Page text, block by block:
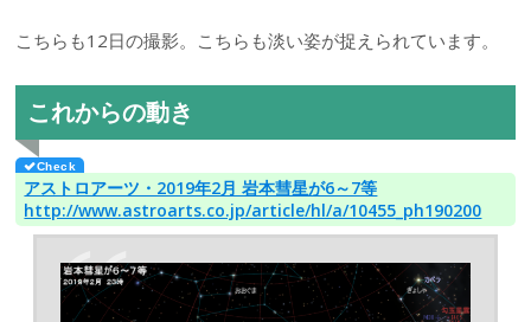
こちらも12日の撮影。こちらも淡い姿が捉えられています。
これからの動き
アストロアーツ・2019年2月 岩本彗星が6～7等
http://www.astroarts.co.jp/article/hl/a/10455_ph190200